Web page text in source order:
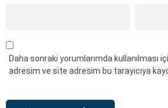
Daha sonraki yorumlarımda kullanılması
adresim ve site adresim bu tarayıcıya